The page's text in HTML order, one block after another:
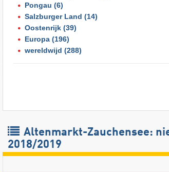
Pongau (6)
Salzburger Land (14)
Oostenrijk (39)
Europa (196)
wereldwijd (288)
Altenmarkt-Zauchensee:
2018/2019